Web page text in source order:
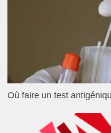
Où faire un test